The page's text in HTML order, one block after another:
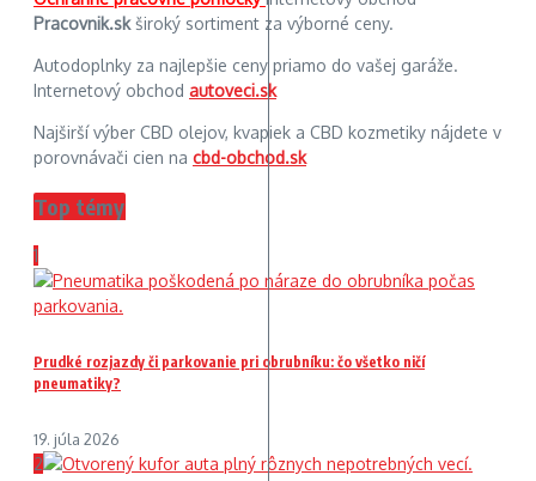
Pracovnik.skširoký sortiment za výborné ceny.
Autodoplnky za najlepšie ceny priamo do vašej garáže.
Internetový obchod autoveci.sk
Najširší výber CBD olejov, kvapiek a CBD kozmetiky nájdete v
porovnávači cien na cbd-obchod.sk
Top témy
1
Prudké rozjazdy či parkovanie pri obrubníku: čo všetko ničí
pneumatiky?
19. júla 2026
2